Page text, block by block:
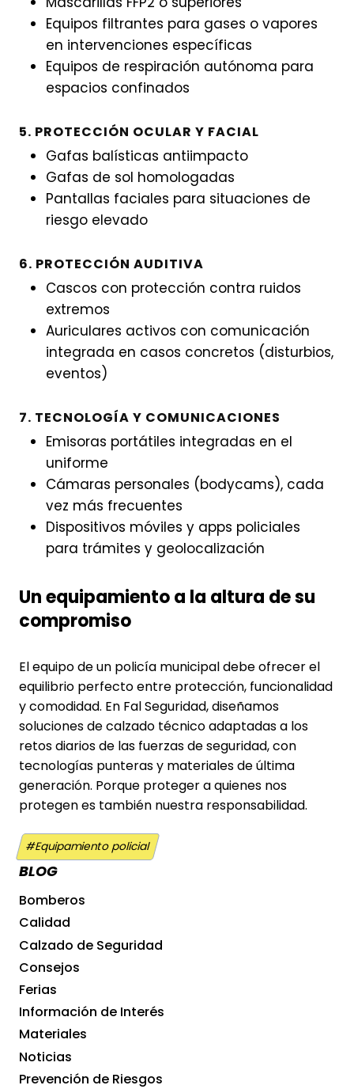
Equipos filtrantes para gases o vapores
en intervenciones específicas
Equipos de respiración autónoma para
espacios confinados
5. PROTECCIÓN OCULAR Y FACIAL
Gafas balísticas antiimpacto
Gafas de sol homologadas
Pantallas faciales para situaciones de
riesgo elevado
6. PROTECCIÓN AUDITIVA
Cascos con protección contra ruidos
extremos
Auriculares activos con comunicación
integrada en casos concretos (disturbios,
eventos)
7. TECNOLOGÍA Y COMUNICACIONES
Emisoras portátiles integradas en el
uniforme
Cámaras personales (bodycams), cada
vez más frecuentes
Dispositivos móviles y apps policiales
para trámites y geolocalización
Un equipamiento a la altura de su
compromiso
El equipo de un policía municipal debe ofrecer el
equilibrio perfecto entre protección, funcionalidad
y comodidad. En Fal Seguridad, diseñamos
soluciones de calzado técnico adaptadas a los
retos diarios de las fuerzas de seguridad, con
tecnologías punteras y materiales de última
generación. Porque proteger a quienes nos
protegen es también nuestra responsabilidad.
Etiquetas
de
la
entrada:
#Equipamiento policial
BLOG
Bomberos
Calidad
Calzado de Seguridad
Consejos
Ferias
Información de Interés
Materiales
Noticias
Prevención de Riesgos